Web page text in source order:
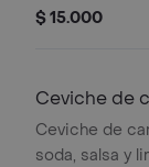
$ 15.000
Ceviche de
Ceviche de
soda, salsa y